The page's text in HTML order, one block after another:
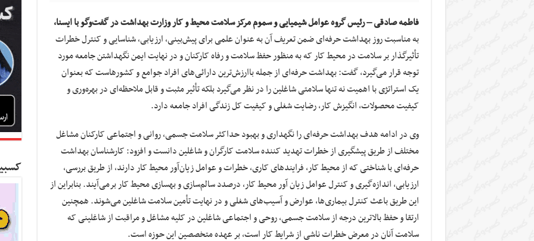
فاطمه صادقی – رئیس گروه عوامل شیمیایی و سموم مرکز سلامت محیط و کار وزارت بهداشت در گفت‌وگو با ایسنا،
به مناسبت روز بهداشت حرفه‌ای ضمن تعریف آن به عنوان علمی برای پیش‌بینی، ارزیابی، شناسایی و کنترل خطرات
تأثیرگذار بر سلامت در محیط کار که به منظور حفظ سلامت و رفاه کارکنان و در نهایت ایمن نگهداشتن جامعه مورد
توجه قرار می‌گیرد، گفت: بهداشت حرفه‌ای از جمله باارزش‌ترین دارائی‌های افراد جوامع و کشورهاست که بعنوان
یک استراتژی با اهمیت نه تنها سلامتی شاغلین را در نظر می‌گیرد بلکه تأثیر مثبت و قابل ملاحظه‌ای در بهره‌وری و
کیفیت محصولات، انگیزش کار، رضایت شغلی و کیفیت کل زندگی افراد جامعه دارد.
وی در ادامه هدف بهداشت حرفه‌ای را نگهداری و بهبود حداکثر سلامت جسمی، روانی و اجتماعی کارکنان مشاغل
مختلف از طریق پیشگیری از خطرات تهدید کننده سلامت کارگران و شاغلین دانست و افزود: کارشناسان بهداشت
حرفه‌ای با شناختی که از محیط کار، فرایندهای کاری، خطرات و عوامل زیان‌آور محیط کار دارند، از طریق بررسی،
ارزیابی، اندازه‌گیری و کنترل عوامل زیان آور محیط کار، درصدد سالم‌سازی و بهسازی محیط کار برمی‌آیند. بنابراین از
این طریق باعث کنترل بیماری‌ها، عوارض و آسیب‌های شغلی و در نهایت تأمین سلامت شاغلین می‌شوند. همچنین
ارتقا و حفظ بالاترین درجه از سلامت جسمی، روحی و اجتماعی شاغلین در کلیه مشاغل و مراقبت از شاغلینی که
سلامت آنان در معرض خطرات ناشی از شرایط کار است، بر عهده متخصصین این حوزه است.